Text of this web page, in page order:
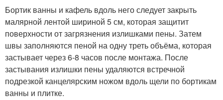
Бортик ванны и кафель вдоль него следует закрыть
малярной лентой шириной 5 см, которая защитит
поверхности от загрязнения излишками пены. Затем
швы заполняются пеной на одну треть объёма, которая
застывает через 6-8 часов после монтажа. После
застывания излишки пены удаляются встречной
подрезкой канцелярским ножом вдоль щели по бортикам
ванны и плитке.